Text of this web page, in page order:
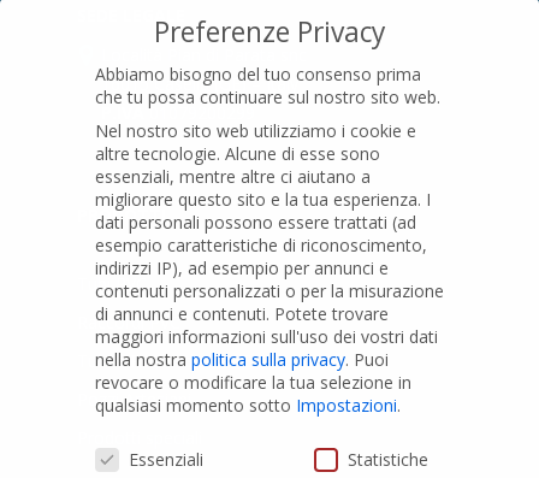
16015 Casella (GE) – Italy
01079200299
PRODOTTI
Tubi PVC
Raccordi PVC
Tubi e Raccordi in PVC-A
Pozzi Artesiani
Preferenze Privacy
Abbiamo bisogno del tuo consenso prima
che tu possa continuare sul nostro sito web.
Nel nostro sito web utilizziamo i cookie e
altre tecnologie. Alcune di esse sono
essenziali, mentre altre ci aiutano a
migliorare questo sito e la tua esperienza. I
dati personali possono essere trattati (ad
esempio caratteristiche di riconoscimento,
indirizzi IP), ad esempio per annunci e
contenuti personalizzati o per la misurazione
di annunci e contenuti. Potete trovare
maggiori informazioni sull'uso dei vostri dati
nella nostra politica sulla privacy. Puoi
revocare o modificare la tua selezione in
qualsiasi momento sotto Impostazioni.
Preferenze Privacy
Essenziali Statistiche